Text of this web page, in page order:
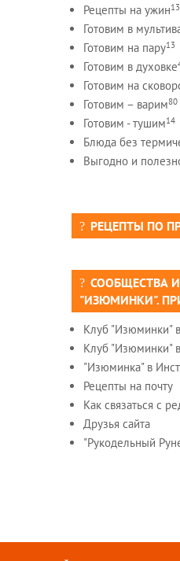
Рецепты на ужин13
Готовим в
Готовим на пару13
Готовим в духовке
Готовим на
Готовим – варим80
Готовим - тушим14
Блюда без
Выгодно и
РЕЦЕПТЫ ПО
СООБЩЕСТВА
"ИЗЮМИНКИ".
Клуб "Изюминки"
Клуб "Изюминки"
"Изюминка" в
Рецепты на почту
Как связаться с
Друзья сайта
"Рукодельный